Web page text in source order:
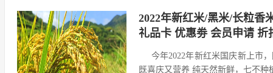
2022年新红米/黑米/长粒香
礼品卡 优惠劵 会员申请 折
今年2022年新红米国庆新上市，
既喜庆又营养 纯天然新鲜，七不